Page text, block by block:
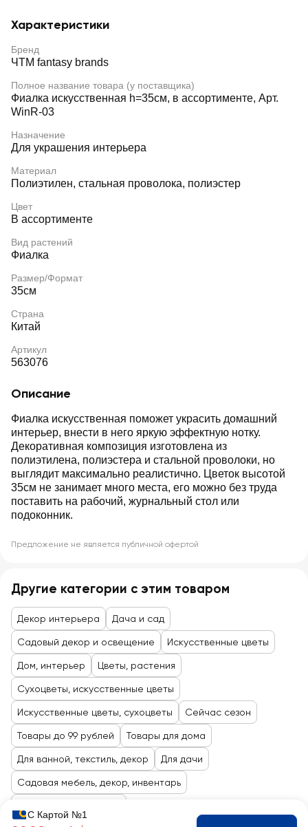
Характеристики
Бренд
ЧТМ fantasy brands
Полное название товара (у поставщика)
Фиалка искусственная h=35см, в ассортименте, Арт.
WinR-03
Назначение
Для украшения интерьера
Материал
Полиэтилен, стальная проволока, полиэстер
Цвет
В ассортименте
Вид растений
Фиалка
Размер/Формат
35см
Страна
Китай
Артикул
563076
Описание
Фиалка искусственная поможет украсить домашний
интерьер, внести в него яркую эффектную нотку.
Декоративная композиция изготовлена из
полиэтилена, полиэстера и стальной проволоки, но
выглядит максимально реалистично. Цветок высотой
35см не занимает много места, его можно без труда
поставить на рабочий, журнальный стол или
подоконник.
Предложение не является публичной офертой
Другие категории с этим товаром
Декор интерьера Дача и сад
Садовый декор и освещение Искусственные цветы
Дом, интерьер Цветы, растения
Сухоцветы, искусственные цветы
Искусственные цветы, сухоцветы Сейчас сезон
Товары до 99 рублей Товары для дома
Для ванной, текстиль, декор Для дачи
Садовая мебель, декор, инвентарь
С Картой №1